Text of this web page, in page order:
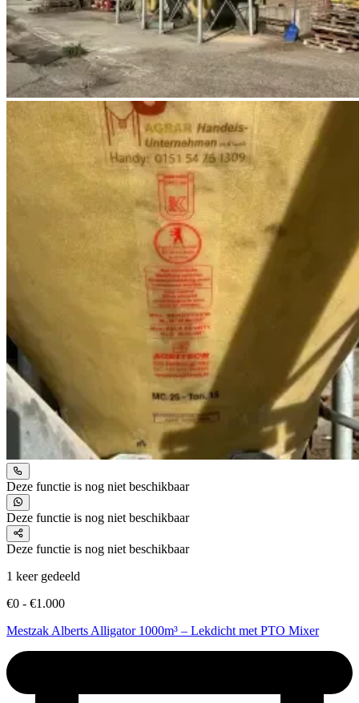
Deze functie is nog niet beschikbaar
Deze functie is nog niet beschikbaar
Deze functie is nog niet beschikbaar
1 keer gedeeld
€0 - €1.000
Mestzak Alberts Alligator 1000m³ – Lekdicht met PTO Mixer